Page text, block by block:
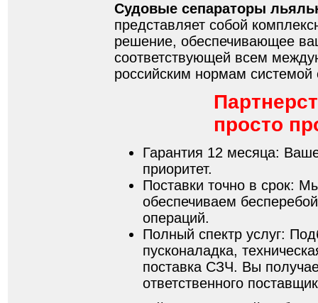
Судовые сепараторы
представляет собой
решение, обеспечивающее
соответствующей всем
российским нормам
просто
Гарантия 12 месяца:
приоритет.
Поставки точно в срок:
обеспечиваем
операций.
Полный спектр услуг:
пусконаладка,
поставка СЗЧ. Вы
ответственного